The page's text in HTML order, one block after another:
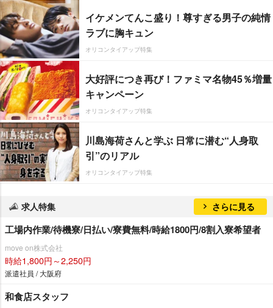
イケメンてんこ盛り！尊すぎる男子の純情
ラブに胸キュン
オリコンタイアップ特集
大好評につき再び！ファミマ名物45％増量
キャンペーン
オリコンタイアップ特集
川島海荷さんと学ぶ 日常に潜む“人身取
引”のリアル
オリコンタイアップ特集
求人特集 さらに見る
工場内作業/待機寮/日払い/寮費無料/時給1800円/8割入寮希望者
move on株式会社
時給1,800円～2,250円
派遣社員 / 大阪府
和食店スタッフ